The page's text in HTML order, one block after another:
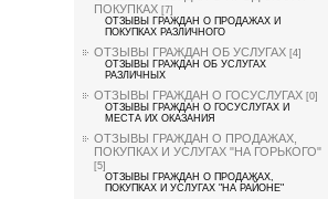
ПОКУПКАХ [7]
ОТЗЫВЫ ГРАЖДАН О ПРОДАЖАХ И
ПОКУПКАХ РАЗЛИЧНОГО
ОТЗЫВЫ ГРАЖДАН ОБ УСЛУГАХ [4]
ОТЗЫВЫ ГРАЖДАН ОБ УСЛУГАХ
РАЗЛИЧНЫХ
ОТЗЫВЫ ГРАЖДАН О ГОСУСЛУГАХ [0]
ОТЗЫВЫ ГРАЖДАН О ГОСУСЛУГАХ И
МЕСТА ИХ ОКАЗАНИЯ
ОТЗЫВЫ ГРАЖДАН О ПРОДАЖАХ,
ПОКУПКАХ И УСЛУГАХ "НА ГОРЬКОГО"
[5]
ОТЗЫВЫ ГРАЖДАН О ПРОДАЖАХ,
ПОКУПКАХ И УСЛУГАХ "НА РАЙОНЕ"